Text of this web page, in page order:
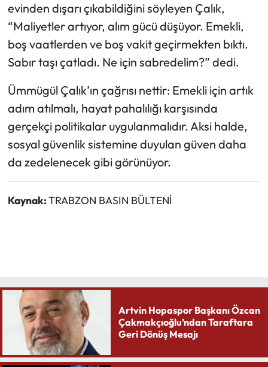
evinden dışarı çıkabildiğini söyleyen Çalık,
“Maliyetler artıyor, alım gücü düşüyor. Emekli,
boş vaatlerden ve boş vakit geçirmekten bıktı.
Sabır taşı çatladı. Ne için sabredelim?” dedi.
Ümmügül Çalık’ın çağrısı nettir: Emekli için artık
adım atılmalı, hayat pahalılığı karşısında
gerçekçi politikalar uygulanmalıdır. Aksi halde,
sosyal güvenlik sistemine duyulan güven daha
da zedelenecek gibi görünüyor.
Kaynak:TRABZON BASIN BÜLTENİ
Artvin Hopaspor Başkanı Özcan
Çakmakçıoğlu’ndan Taraftara
Geri Dönüş Mesajı